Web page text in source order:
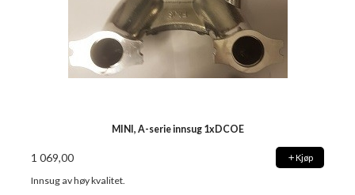
MINI, A-serie innsug 1xDCOE
1 069,00 Kjøp
Innsug av høy kvalitet.